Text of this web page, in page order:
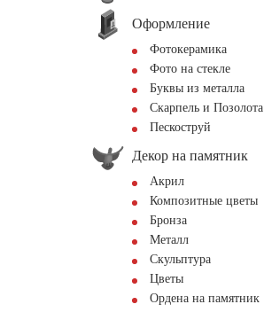
Оформление
Фотокерамика
Фото на стекле
Буквы из металла
Скарпель и Позолота
Пескоструй
Декор на памятник
Акрил
Композитные цветы
Бронза
Металл
Скульптура
Цветы
Ордена на памятник